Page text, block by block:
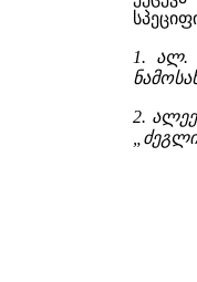
1. ალ.
2.